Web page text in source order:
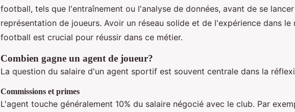
football, tels que l'entraînement ou l'analyse de données, avant de se
représentation de joueurs. Avoir un réseau solide et de l'expérience dans le
football est crucial pour réussir dans ce métier.
Combien gagne un agent de joueur?
La question du salaire d'un agent sportif est souvent centrale dans la
Commissions et primes
L'agent touche généralement 10% du salaire négocié avec le club. Par